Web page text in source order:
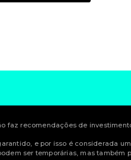
faz recomendações de
e por isso é considerada
ser temporárias, mas